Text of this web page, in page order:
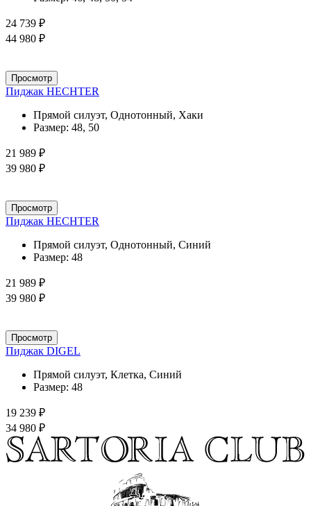
24 739 ₽
44 980 ₽
Просмотр
Пиджак HECHTER
Прямой силуэт, Однотонный, Хаки
Размер: 48, 50
21 989 ₽
39 980 ₽
Просмотр
Пиджак HECHTER
Прямой силуэт, Однотонный, Синий
Размер: 48
21 989 ₽
39 980 ₽
Просмотр
Пиджак DIGEL
Прямой силуэт, Клетка, Синий
Размер: 48
19 239 ₽
34 980 ₽